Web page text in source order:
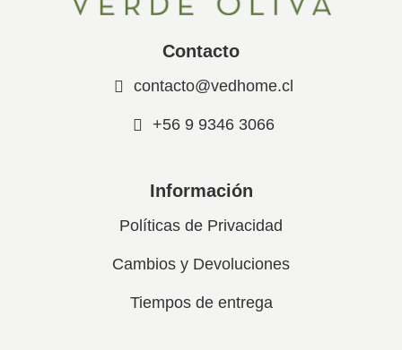
Contacto
contacto@vedhome.cl
+56 9 9346 3066
Información
Políticas de Privacidad
Cambios y Devoluciones
Tiempos de entrega